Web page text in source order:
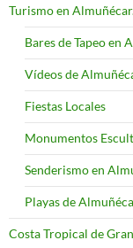
Turismo en
Bares de Tapeo en
Vídeos de
Fiestas Locales
Monumentos
Senderismo en
Playas de
Costa Tropical de